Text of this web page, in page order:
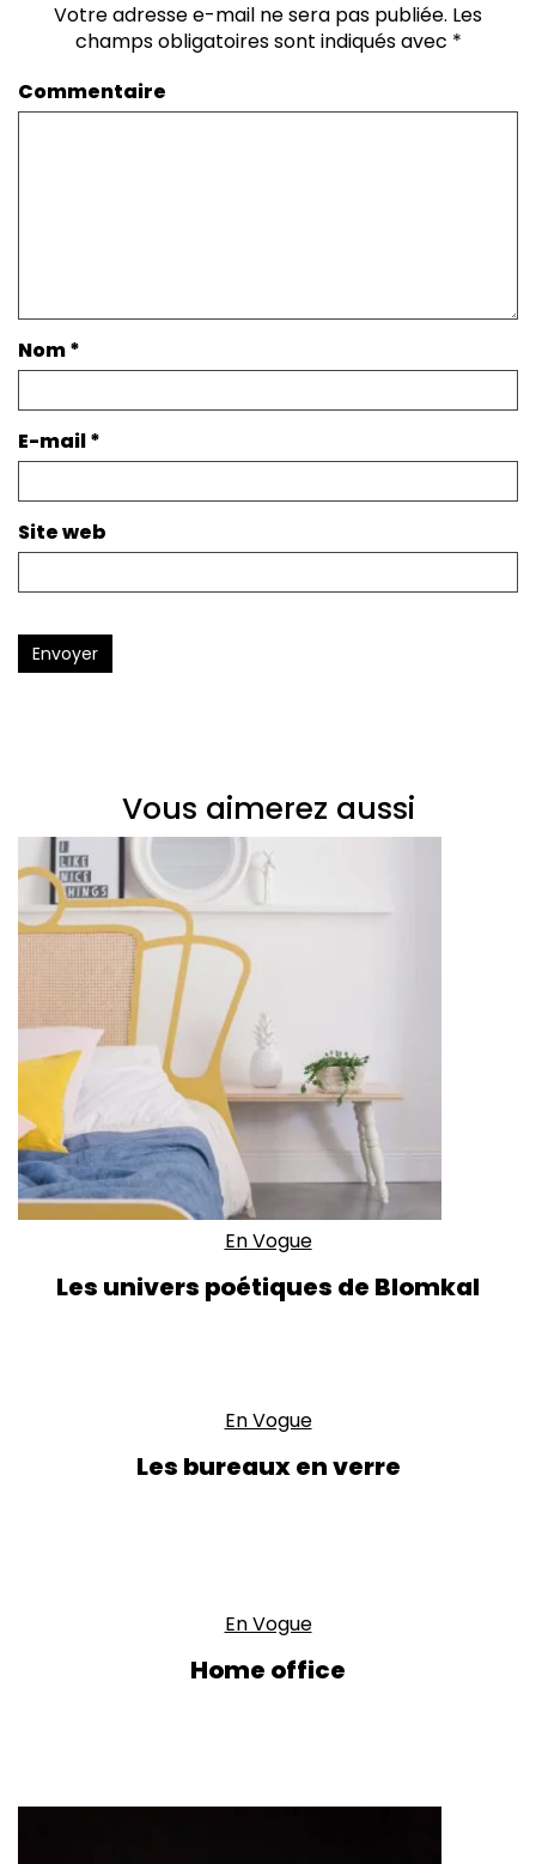
Votre adresse e-mail ne sera pas publiée. Les
champs obligatoires sont indiqués avec *
Commentaire
Nom*
E-mail*
Site web
Envoyer
Vous aimerez aussi
En Vogue
Les univers poétiques de Blomkal
En Vogue
Les bureaux en verre
En Vogue
Home office